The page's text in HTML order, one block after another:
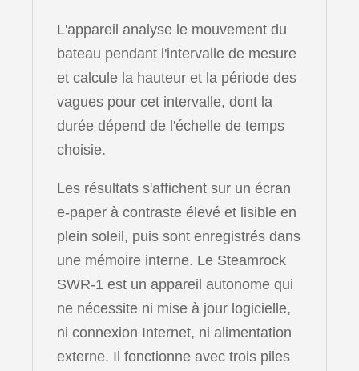
L'appareil analyse le mouvement du
bateau pendant l'intervalle de mesure
et calcule la hauteur et la période des
vagues pour cet intervalle, dont la
durée dépend de l'échelle de temps
choisie.
Les résultats s'affichent sur un écran
e-paper à contraste élevé et lisible en
plein soleil, puis sont enregistrés dans
une mémoire interne. Le Steamrock
SWR-1 est un appareil autonome qui
ne nécessite ni mise à jour logicielle,
ni connexion Internet, ni alimentation
externe. Il fonctionne avec trois piles